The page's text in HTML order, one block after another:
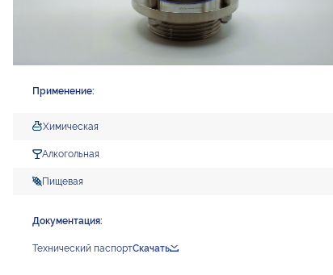
Применение:
Химическая
Алкогольная
Пищевая
Документация:
Технический паспортСкачать